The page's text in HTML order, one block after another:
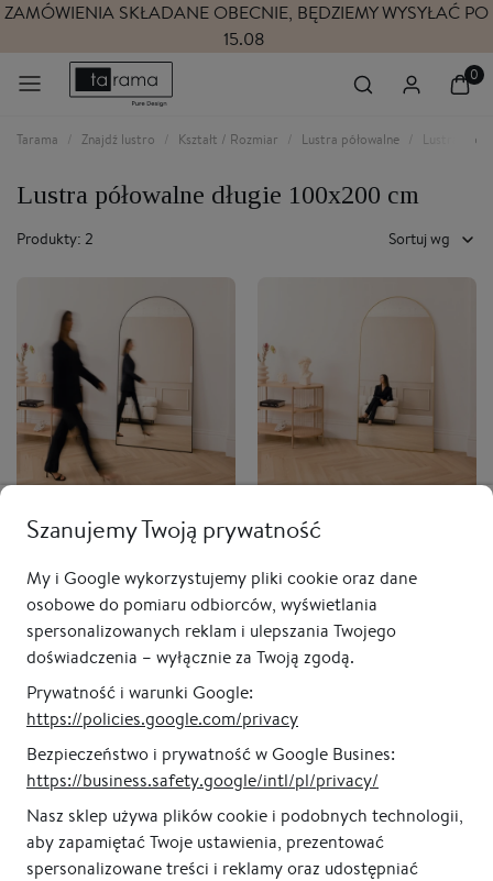
ZAMÓWIENIA SKŁADANE OBECNIE, BĘDZIEMY WYSYŁAĆ PO
15.08
Tarama Znajdź lustro Kształt / Rozmiar Lustra półowalne Lustra
Lustra półowalne długie 100x200 cm
Produkty: 2 Sortuj wg
Duże lustro półowalne
ARCUS MINIMAL XXL - w
czarnej, cienkiej ramie
od 1 890,00 zł
Duże lustro półowalne
ARCUS MINIMAL XXL - w
złotej, cienkiej ramie
od 1 990,00 zł
Szanujemy Twoją prywatność
My i Google wykorzystujemy pliki cookie oraz dane
osobowe do pomiaru odbiorców, wyświetlania
spersonalizowanych reklam i ulepszania Twojego
doświadczenia – wyłącznie za Twoją zgodą.
Prywatność i warunki Google:
https://policies.google.com/privacy
Bezpieczeństwo i prywatność w Google Busines:
https://business.safety.google/intl/pl/privacy/
Nasz sklep używa plików cookie i podobnych technologii,
aby zapamiętać Twoje ustawienia, prezentować
spersonalizowane treści i reklamy oraz udostępniać